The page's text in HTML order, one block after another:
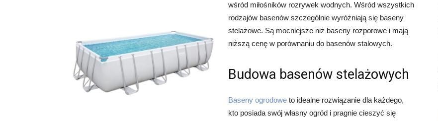
wśród miłośników rozrywek wodnych. Wśród wszystkich
rodzajów basenów szczególnie wyróżniają się baseny
stelażowe. Są mocniejsze niż baseny rozporowe i mają
niższą cenę w porównaniu do basenów stalowych.
Budowa basenów stelażowych
Baseny ogrodowe to idealne rozwiązanie dla każdego,
kto posiada swój własny ogród i pragnie cieszyć się